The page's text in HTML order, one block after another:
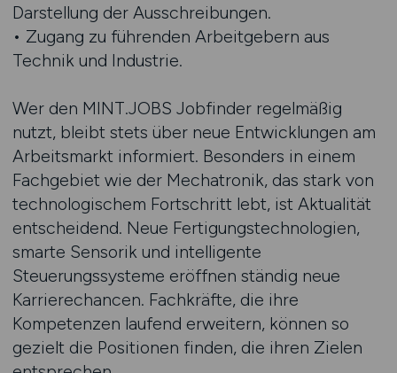
Darstellung der Ausschreibungen.
• Zugang zu führenden Arbeitgebern aus
Technik und Industrie.
Wer den MINT.JOBS Jobfinder regelmäßig
nutzt, bleibt stets über neue Entwicklungen am
Arbeitsmarkt informiert. Besonders in einem
Fachgebiet wie der Mechatronik, das stark von
technologischem Fortschritt lebt, ist Aktualität
entscheidend. Neue Fertigungstechnologien,
smarte Sensorik und intelligente
Steuerungssysteme eröffnen ständig neue
Karrierechancen. Fachkräfte, die ihre
Kompetenzen laufend erweitern, können so
gezielt die Positionen finden, die ihren Zielen